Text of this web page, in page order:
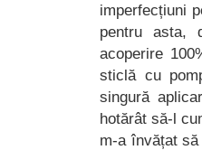
imperfecțiuni
pentru asta,
acoperire
sticlă cu
singură
hotărât să-l
m-a învățat